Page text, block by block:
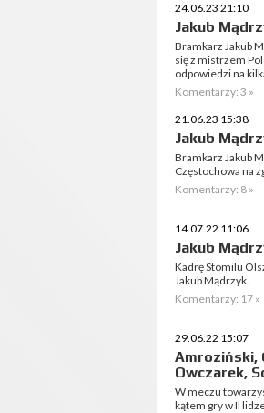
24.06.23 21:10
Jakub
Bramkarz Jakub
się z mistrzem
odpowiedzi na
Komentarzy: 3 »
21.06.23 15:38
Jakub
Bramkarz Jakub
Częstochowa na
Komentarzy: 8 »
14.07.22 11:06
Jakub
Kadrę Stomilu
Jakub Mądrzyk.
Komentarzy: 17 »
29.06.22 15:07
Amroziński,
Owczarek,
W meczu
kątem gry w II